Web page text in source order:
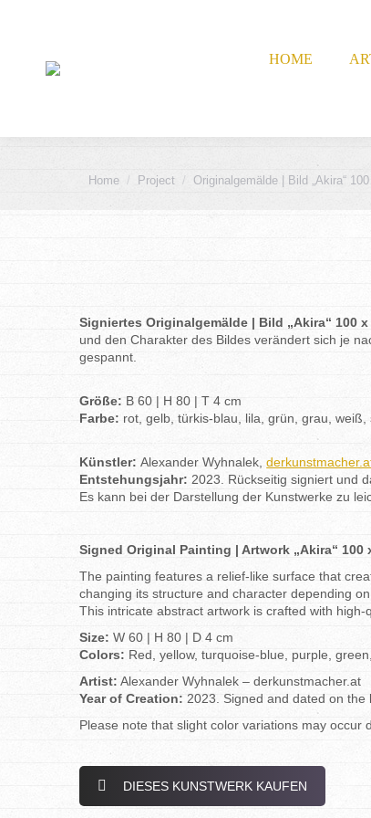
HOME
Home Project Originalgemälde | Bild „Akira“
Signiertes Originalgemälde | Bild „Akira“ 100 x
und den Charakter des Bildesverändert sich je
gespannt.
Größe: B 60 | H 80 | T 4 cm
Farbe: rot, gelb, türkis-blau, lila, grün, grau, weiß,
Künstler:Alexander Wyhnalek,
Entstehungsjahr: 2023. Rückseitig signiert und
Es kann bei der Darstellung der Kunstwerke zu
Signed Original Painting | Artwork „Akira“ 100
The painting features a relief-like surface that
changing its structure and character depending
This intricate abstract artwork is crafted with
Size: W 60 | H 80 | D 4 cm
Colors: Red, yellow, turquoise-blue, purple,
Artist: Alexander Wyhnalek – derkunstmacher.at
Year of Creation: 2023. Signed and dated on the
Please note that slight color variations may occur
DIESES KUNSTWERK KAUFEN